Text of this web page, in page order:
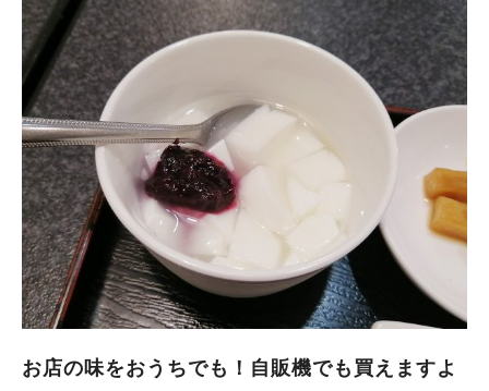
お店の味をおうちでも！自販機でも買えますよ